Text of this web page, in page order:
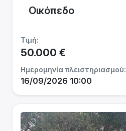
Οικόπεδο
Τιμή:
50.000 €
Ημερομηνία πλειστηριασμού:
16/09/2026 10:00